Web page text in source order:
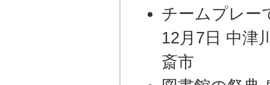
チームプレー
12月7日 中津
斎市